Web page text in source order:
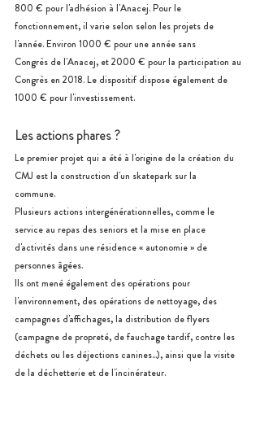
800 € pour l'adhésion à l'Anacej. Pour le
fonctionnement, il varie selon selon les projets de
l'année. Environ 1000 € pour une année sans
Congrès de l'Anacej, et 2000 € pour la participation au
Congrès en 2018. Le dispositif dispose également de
1000 € pour l'investissement.
Les actions phares ?
Le premier projet qui a été à l'origine de la création du
CMJ est la construction d'un skatepark sur la
commune.
Plusieurs actions intergénérationnelles, comme le
service au repas des seniors et la mise en place
d'activités dans une résidence « autonomie » de
personnes âgées.
Ils ont mené également des opérations pour
l'environnement, des opérations de nettoyage, des
campagnes d'affichages, la distribution de flyers
(campagne de propreté, de fauchage tardif, contre les
déchets ou les déjections canines...), ainsi que la visite
de la déchetterie et de l'incinérateur.